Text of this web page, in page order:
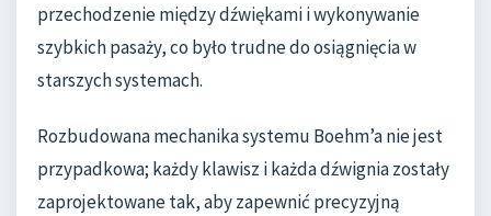
przechodzenie między dźwiękami i wykonywanie
szybkich pasaży, co było trudne do osiągnięcia w
starszych systemach.
Rozbudowana mechanika systemu Boehm’a nie jest
przypadkowa; każdy klawisz i każda dźwignia zostały
zaprojektowane tak, aby zapewnić precyzyjną